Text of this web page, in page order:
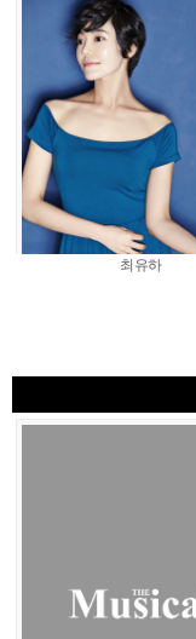
최유하